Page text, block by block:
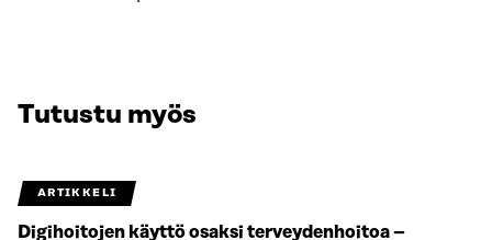
Tutustu myös
ARTIKKELI
Digihoitojen käyttö osaksi terveydenhoitoa –